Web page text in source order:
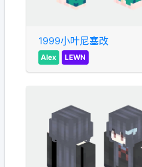
1999小叶尼塞改
Alex LEWN